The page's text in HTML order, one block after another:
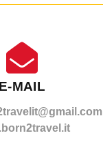
E-MAIL